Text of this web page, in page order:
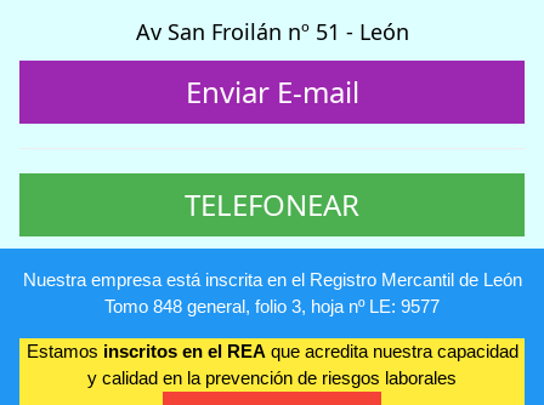
Av San Froilán nº 51 - León
Enviar E-mail
TELEFONEAR
Nuestra empresa está inscrita en el Registro Mercantil de León
Tomo 848 general, folio 3, hoja nº LE: 9577
Estamos inscritos en el REA que acredita nuestra capacidad
y calidad en la prevención de riesgos laborales